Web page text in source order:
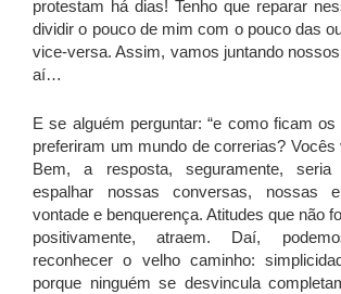
protestam há dias! Tenho que reparar
dividir o pouco de mim com o pouco das
vice-versa. Assim, vamos juntando
aí…
E se alguém perguntar: “e como ficam
preferiram um mundo de correrias? Vocês
Bem, a resposta, seguramente, seria
espalhar nossas conversas, nossas
vontade e benquerença. Atitudes que não
positivamente, atraem. Daí,
reconhecer o velho caminho:
porque ninguém se desvincula